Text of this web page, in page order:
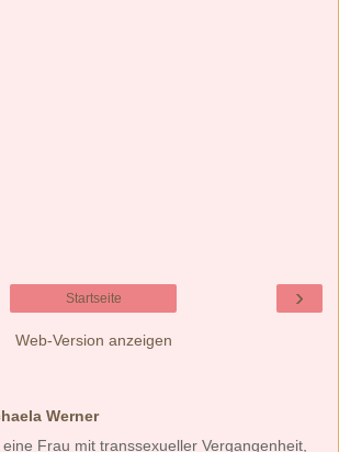
›
Startseite
Web-Version anzeigen
Werner
eine Frau mit transsexueller Vergangenheit,